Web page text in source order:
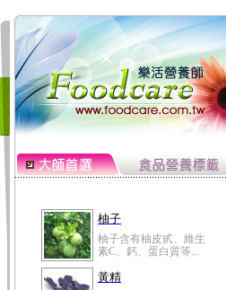
柚子
柚子含有柚皮甙、維生
素C、鈣、蛋白質等...
黃精